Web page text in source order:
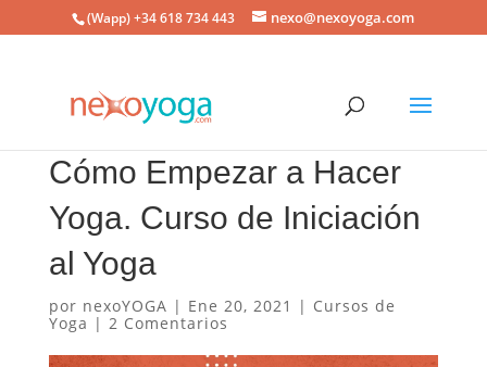
(Wapp) +34 618 734 443 nexo@nexoyoga.com
Cómo Empezar a Hacer
Yoga. Curso de Iniciación
al Yoga
por nexoYOGA | Ene 20, 2021 | Cursos de
Yoga | 2 Comentarios